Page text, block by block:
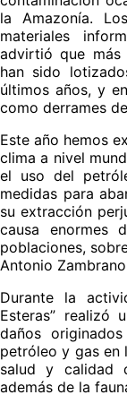
la Amazonía.
materiales
advirtió que
han sido
últimos años, y
como derrames
Este año hemos
clima a nivel
el uso del
medidas para
su extracción
causa
poblaciones,
Antonio
Durante la
Esteras” realizó
daños
petróleo y gas en
salud y calidad
además de la